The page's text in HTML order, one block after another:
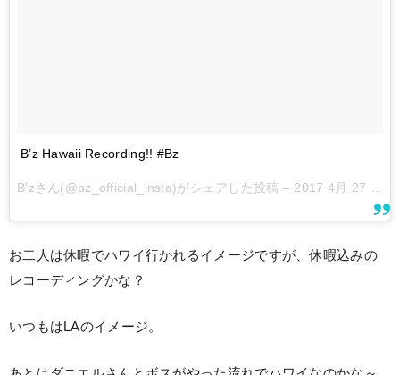
B’z Hawaii Recording!! #Bz
B’zさん(@bz_official_insta)がシェアした投稿 – 2017 4月 27 10:44午前 PDT
お二人は休暇でハワイ行かれるイメージですが、休暇込みの
レコーディングかな？
いつもはLAのイメージ。